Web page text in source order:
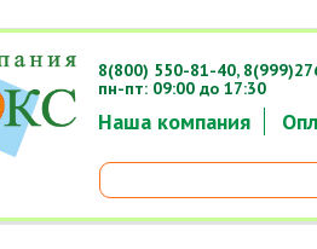
Наша компания
8(800) 550-81-40,
пн-пт: 09:00 до 17:30